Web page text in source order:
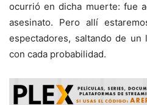
ocurrió en dicha muerte: fue
asesinato. Pero allí
espectadores, saltando de un
con cada probabilidad.